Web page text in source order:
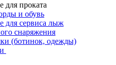
для проката
и обувь
для сервисa лыж
снаряжения
(ботинок, одежды)